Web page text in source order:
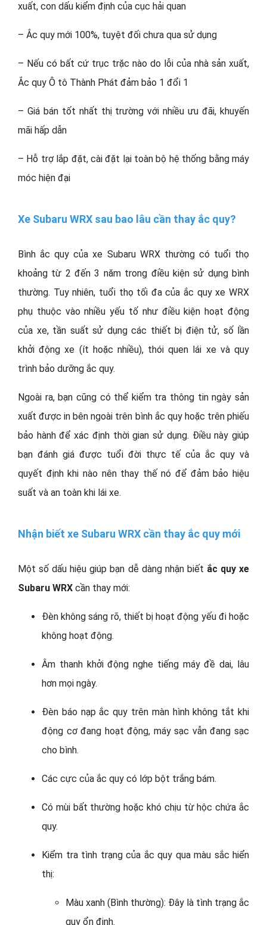
xuất, con dấu kiểm định của cục hải quan
– Ắc quy mới 100%, tuyệt đối chưa qua sử dụng
– Nếu có bất cứ trục trặc nào do lỗi của nhà sản xuất,
Ắc quy Ô tô Thành Phát đảm bảo 1 đổi 1
– Giá bán tốt nhất thị trường với nhiều ưu đãi, khuyến
mãi hấp dẫn
– Hỗ trợ lắp đặt, cài đặt lại toàn bộ hệ thống bằng máy
móc hiện đại
Xe Subaru WRX sau bao lâu cần thay ắc quy?
Bình ắc quy của xe Subaru WRX thường có tuổi thọ
khoảng từ 2 đến 3 năm trong điều kiện sử dụng bình
thường. Tuy nhiên, tuổi thọ tối đa của ắc quy xe WRX
phụ thuộc vào nhiều yếu tố như điều kiện hoạt động
của xe, tần suất sử dụng các thiết bị điện tử, số lần
khởi động xe (ít hoặc nhiều), thói quen lái xe và quy
trình bảo dưỡng ắc quy.
Ngoài ra, bạn cũng có thể kiểm tra thông tin ngày sản
xuất được in bên ngoài trên bình ắc quy hoặc trên phiếu
bảo hành để xác định thời gian sử dụng. Điều này giúp
bạn đánh giá được tuổi đời thực tế của ắc quy và
quyết định khi nào nên thay thế nó để đảm bảo hiệu
suất và an toàn khi lái xe.
Nhận biết xe Subaru WRX cần thay ắc quy mới
Một số dấu hiệu giúp bạn dễ dàng nhận biết ắc quy xe
Subaru WRX cần thay mới:
Đèn không sáng rõ, thiết bị hoạt động yếu đi hoặc
không hoạt động.
Âm thanh khởi động nghe tiếng máy đề dai, lâu
hơn mọi ngày.
Đèn báo nạp ắc quy trên màn hình không tắt khi
động cơ đang hoạt động, máy sạc vẫn đang sạc
cho bình.
Các cực của ắc quy có lớp bột trắng bám.
Có mùi bất thường hoặc khó chịu từ hộc chứa ắc
quy.
Kiểm tra tình trạng của ắc quy qua màu sắc hiển
thị:
Màu xanh (Bình thường): Đây là tình trạng ắc
quy ổn định.